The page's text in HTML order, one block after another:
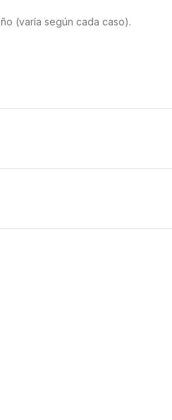
(varía según cada caso).